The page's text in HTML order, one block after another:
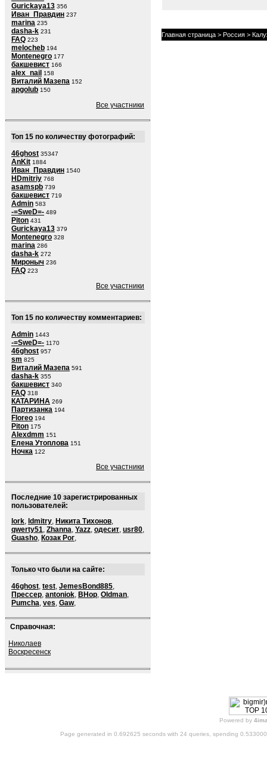
Gurickaya13 356
Иван_Правдин 237
marina 235
dasha-k 231
FAQ 223
melocheb 194
Montenegro 177
бакшевист 166
alex_nail 158
Виталий Мазепа 152
apgolub 150
Все участники
Топ 15 по количеству фотографий:
46ghost 35347
AnKit 1884
Иван_Правдин 1540
HDmitriy 768
asamspb 739
бакшевист 719
Admin 583
-=SweD=- 489
Piton 431
Gurickaya13 379
Montenegro 328
marina 286
dasha-k 272
Мироныч 236
FAQ 223
Все участники
Топ 15 по количеству комментариев:
Admin 1443
-=SweD=- 1170
46ghost 957
sm 825
Виталий Мазепа 591
dasha-k 355
бакшевист 340
FAQ 318
КАТАРИНА 269
Партизанка 194
Floreo 194
Piton 175
Alexdmm 151
Елена Утоплова 151
Ночка 122
Все участники
Последние 10 зарегистрированных
пользователей:
lork, ldmitry, Никита Тихонов,
qwerty51, Zhanna, Yazz, одесит, usr80,
Guasho, Козак Рог,
Только что были на сайте:
46ghost, test, JemesBond885,
Прессер, antoniok, BHop, Oldman,
Pumcha, ves, Gaw,
Справочная:
Николаев
Воскресенск
Главная страница > Россия >
Powered by
Page generated in 0.692625 seconds with 24 queries, spending